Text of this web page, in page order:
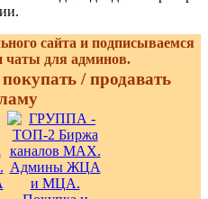
сайта и подписываемся
для админов.
/ продавать